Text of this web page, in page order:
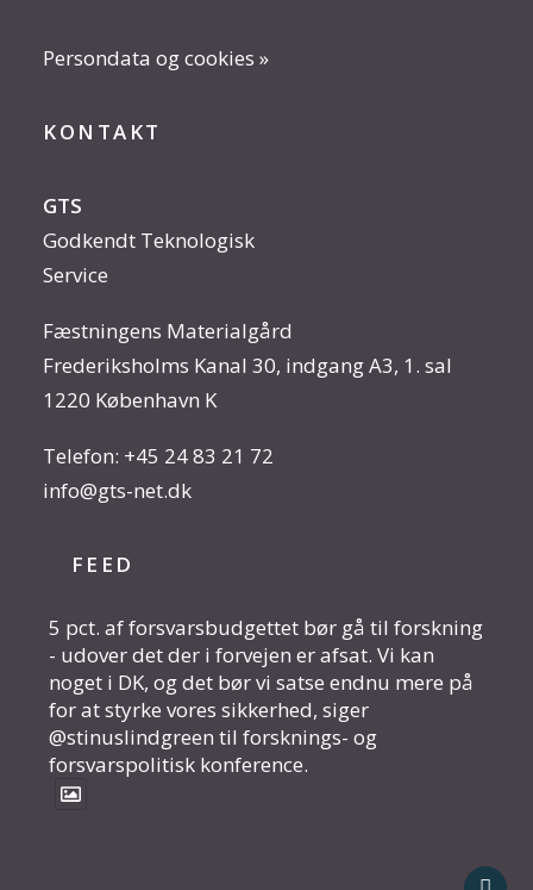
Persondata og cookies »
KONTAKT
GTS
Godkendt Teknologisk
Service
Fæstningens Materialgård
Frederiksholms Kanal 30, indgang A3, 1. sal
1220 København K
Telefon: +45 24 83 21 72
info@gts-net.dk
FEED
5 pct. af forsvarsbudgettet bør gå til forskning
- udover det der i forvejen er afsat. Vi kan
noget i DK, og det bør vi satse endnu mere på
for at styrke vores sikkerhed, siger
@stinuslindgreen til forsknings- og
forsvarspolitisk konference.